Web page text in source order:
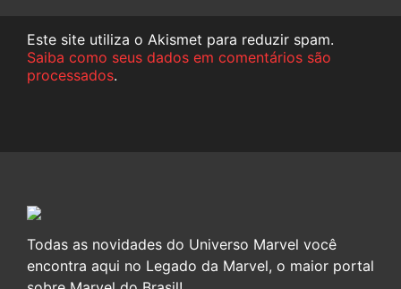
Este site utiliza o Akismet para reduzir spam.
Saiba como seus dados em comentários são
processados.
Todas as novidades do Universo Marvel você
encontra aqui no Legado da Marvel, o maior portal